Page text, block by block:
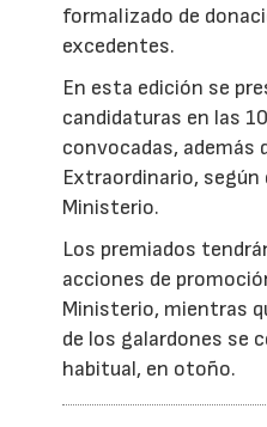
formalizado de
excedentes.
En esta edición se
candidaturas en las
convocadas, además
Extraordinario, según
Ministerio.
Los premiados
acciones de
Ministerio, mientras
de los galardones se
habitual, en otoño.